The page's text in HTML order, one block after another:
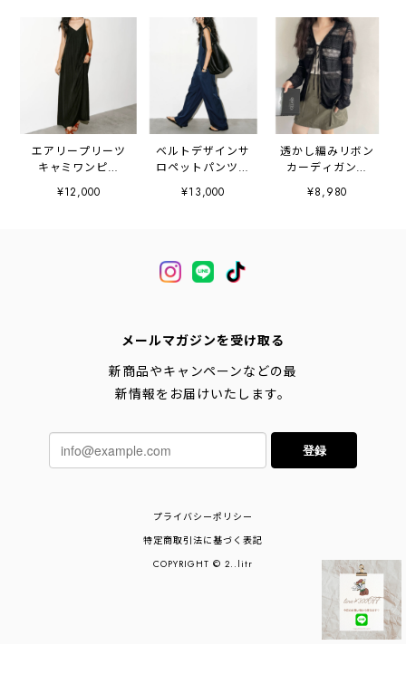
エアリープリーツ
キャミワンピー
ス 2litr06586
¥12,000
ベルトデザインサ
ロペットパンツ
2litr05392
¥13,000
透かし編みリボン
カーディガン
2litr03004
¥8,980
メールマガジンを受け取る
新商品やキャンペーンなどの最
新情報をお届けいたします。
登録
プライバシーポリシー
特定商取引法に基づく表記
COPYRIGHT © 2..litr